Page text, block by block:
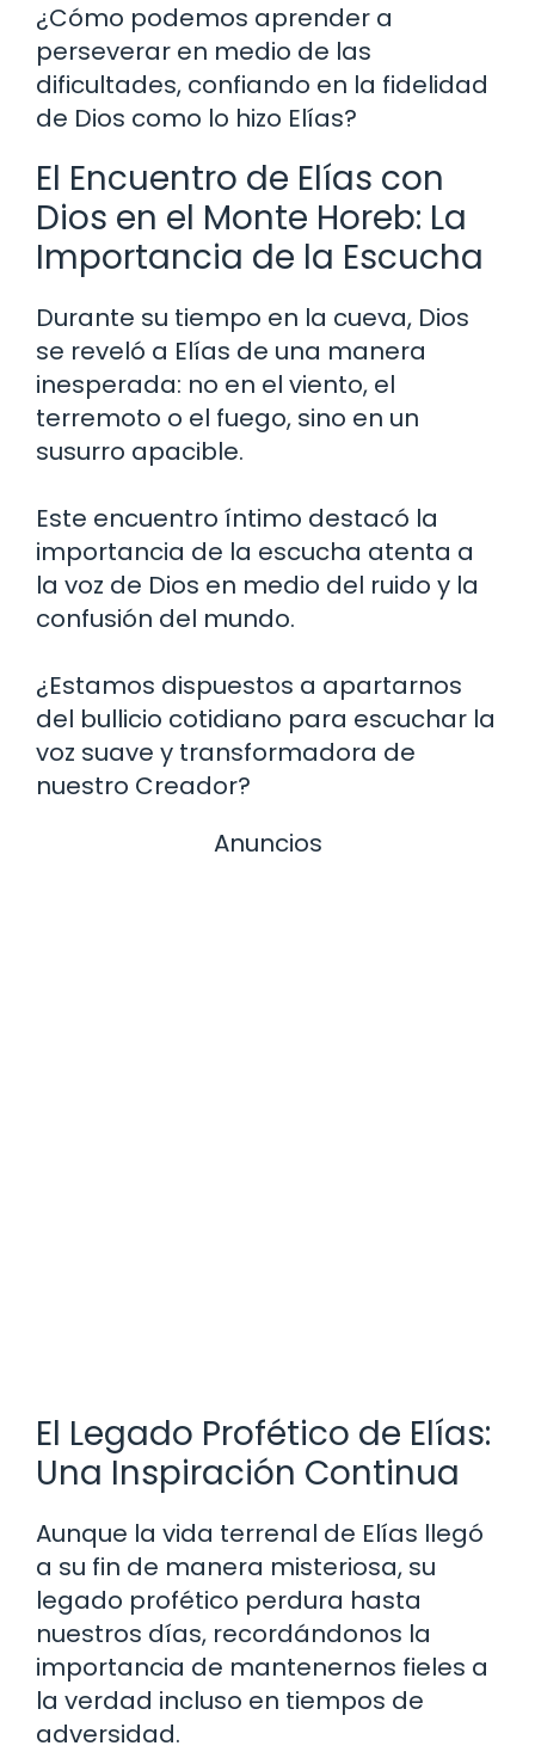
¿Cómo podemos aprender a
perseverar en medio de las
dificultades, confiando en la fidelidad
de Dios como lo hizo Elías?
El Encuentro de Elías con
Dios en el Monte Horeb: La
Importancia de la Escucha
Durante su tiempo en la cueva, Dios
se reveló a Elías de una manera
inesperada: no en el viento, el
terremoto o el fuego, sino en un
susurro apacible.
Este encuentro íntimo destacó la
importancia de la escucha atenta a
la voz de Dios en medio del ruido y la
confusión del mundo.
¿Estamos dispuestos a apartarnos
del bullicio cotidiano para escuchar la
voz suave y transformadora de
nuestro Creador?
Anuncios
El Legado Profético de Elías:
Una Inspiración Continua
Aunque la vida terrenal de Elías llegó
a su fin de manera misteriosa, su
legado profético perdura hasta
nuestros días, recordándonos la
importancia de mantenernos fieles a
la verdad incluso en tiempos de
adversidad.